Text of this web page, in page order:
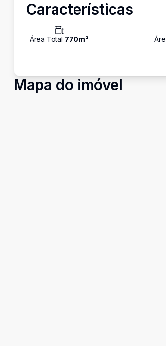
Características
Área Total 770m²
Mapa do imóvel